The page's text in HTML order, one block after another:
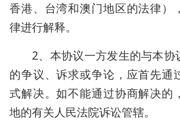
香港、台湾和澳门地区的法律）
律进行解释。
2、本协议一方发生的与本协
的争议、诉求或争论，应首先通
式解决。如不能通过协商解决的
地的有关人民法院诉讼管辖。